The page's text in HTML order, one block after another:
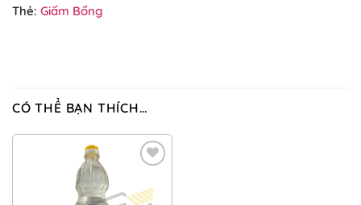
Thẻ: Giấm Bổng
CÓ THỂ BẠN THÍCH…
Wishlist